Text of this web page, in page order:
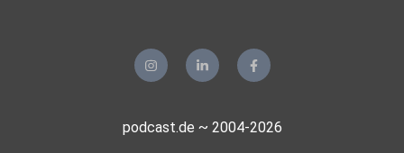
podcast.de ~ 2004-2026